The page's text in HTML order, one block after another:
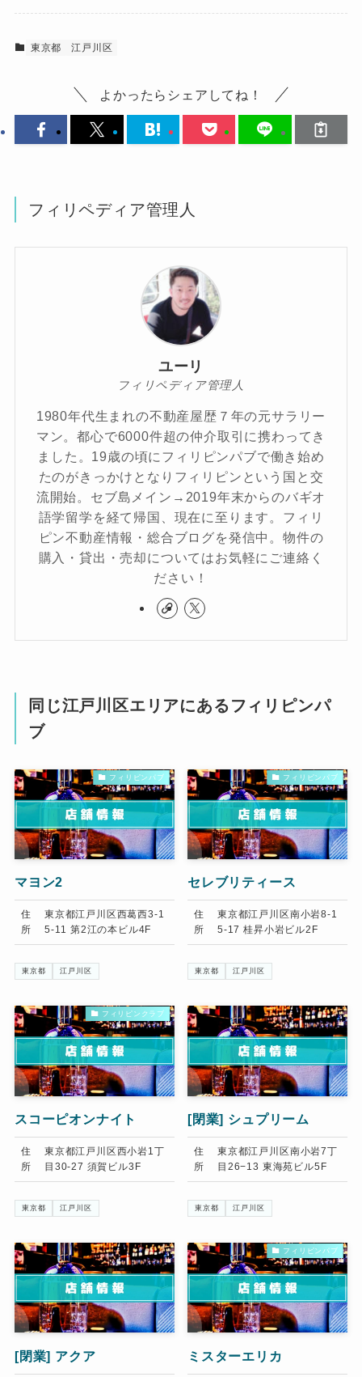
東京都 江戸川区
よかったらシェアしてね！
フィリペディア管理人
ユーリ
フィリペディア管理人
1980年代生まれの不動産屋歴７年の元サラリー
マン。都心で6000件超の仲介取引に携わってき
ました。19歳の頃にフィリピンパブで働き始め
たのがきっかけとなりフィリピンという国と交
流開始。セブ島メイン→2019年末からのバギオ
語学留学を経て帰国、現在に至ります。フィリ
ピン不動産情報・総合ブログを発信中。物件の
購入・貸出・売却についてはお気軽にご連絡く
ださい！
同じ江戸川区エリアにあるフィリピンパ
ブ
フィリピンパブ
マヨン2
住
所
東京都江戸川区西葛西3-1
5-11 第2江の本ビル4F
東京都 江戸川区
フィリピンパブ
セレブリティース
住
所
東京都江戸川区南小岩8-1
5-17 桂昇小岩ビル2F
東京都 江戸川区
フィリピンクラブ
スコーピオンナイト
住
所
東京都江戸川区西小岩1丁
目30-27 須賀ビル3F
東京都 江戸川区
[閉業] シュプリーム
住
所
東京都江戸川区南小岩7丁
目26−13 東海苑ビル5F
東京都 江戸川区
[閉業] アクア
フィリピンパブ
ミスターエリカ